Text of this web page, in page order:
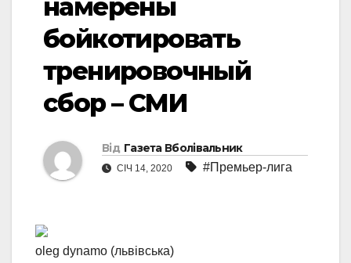
намерены
бойкотировать
тренировочный
сбор – СМИ
Від Газета Вболівальник
СІЧ 14, 2020 #Премьер-лига
oleg dynamo (львівська)